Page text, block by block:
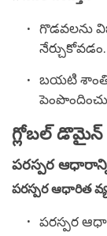
గొడవలను
నేర్చుకోవడం.
బయటి
గ్లోబల్ డొమైన్
పరస్పర
పరస్పర ఆధారిత
పరస్పర